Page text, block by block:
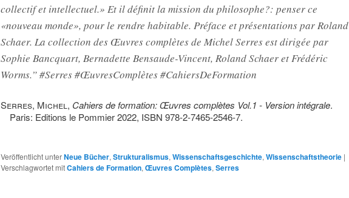
collectif et intellectuel.» Et il définit la mission du philosophe?: penser ce
«nouveau monde», pour le rendre habitable. Préface et présentations par Roland
Schaer. La collection des Œuvres complètes de Michel Serres est dirigée par
Sophie Bancquart, Bernadette Bensaude-Vincent, Roland Schaer et Frédéric
Worms.” #Serres #ŒuvresComplètes #CahiersDeFormation
Serres, Michel, Cahiers de formation: Œuvres complètes Vol.1 - Version intégrale.
Paris: Editions le Pommier 2022, ISBN 978-2-7465-2546-7.
Veröffentlicht unterNeue Bücher, Strukturalismus, Wissenschaftsgeschichte, Wissenschaftstheorie |
Verschlagwortet mitCahiers de Formation, Œuvres Complètes, Serres